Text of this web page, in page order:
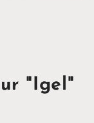
"Igel"